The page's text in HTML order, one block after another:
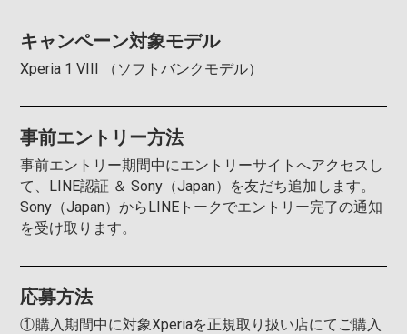
キャンペーン対象モデル
Xperia 1 VIII （ソフトバンクモデル）
事前エントリー方法
事前エントリー期間中にエントリーサイトへアクセスし
て、LINE認証 ＆ Sony（Japan）を友だち追加します。
Sony（Japan）からLINEトークでエントリー完了の通知
を受け取ります。
応募方法
①購入期間中に対象Xperiaを正規取り扱い店にてご購⼊